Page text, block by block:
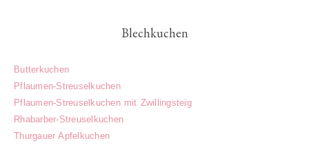
Blechkuchen
Butterkuchen
Pflaumen-Streuselkuchen
Pflaumen-Streuselkuchen mit Zwillingsteig
Rhabarber-Streuselkuchen
Thurgauer Apfelkuchen